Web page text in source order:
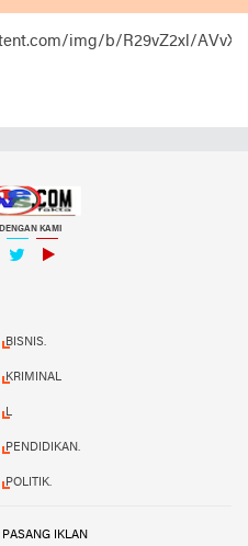
img/b/R29vZ2xl/
KAMI
BISNIS.
KRIMINAL
L
PENDIDIKAN.
POLITIK.
PASANG IKLAN